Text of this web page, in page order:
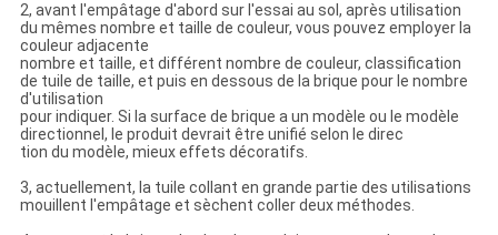
2, avant l'empâtage d'abord sur l'essai au sol, après utilisation
du mêmes nombre et taille de couleur, vous pouvez employer la
couleur adjacente
nombre et taille, et différent nombre de couleur, classification
de tuile de taille, et puis en dessous de la brique pour le nombre
d'utilisation
pour indiquer. Si la surface de brique a un modèle ou le modèle
directionnel, le produit devrait être unifié selon le direc
tion du modèle, mieux effets décoratifs.
3, actuellement, la tuile collant en grande partie des utilisations
mouillent l'empâtage et sèchent coller deux méthodes.